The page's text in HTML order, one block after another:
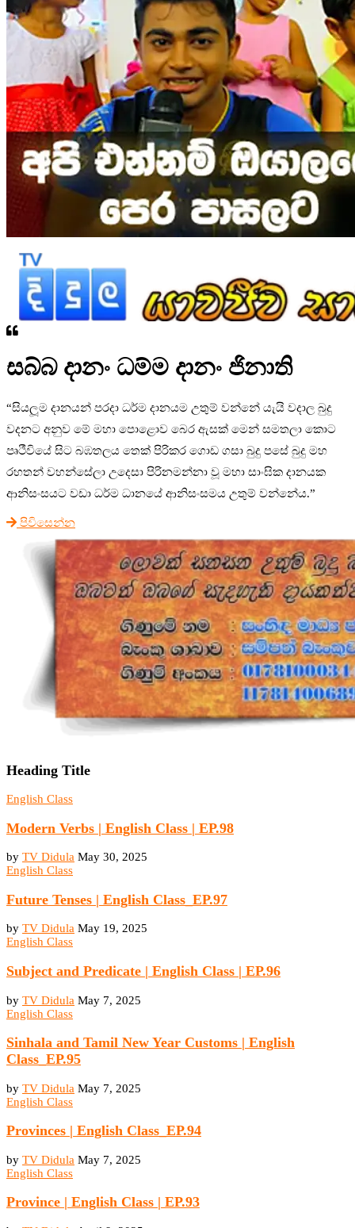
සබ්බ දානං ධම්ම දානං ජිනාති
“සියලූම දානයන් පරදා ධර්ම දානයම උතුම් වන්නේ යැයි වදාල බුදු
වදනට අනුව මේ මහා පොළොව බෙර ඇසක් මෙන් සමතලා කොට
පෘථීවියේ සිට බඹතලය තෙක් පිරිකර ගොඩ ගසා බුදු පසේ බුදු මහ
රහතන් වහන්සේලා උදෙසා පිරිනමන්නා වූ මහා සාංඝික දානයක
ආනිසංසයට වඩා ධර්ම ධානයේ ආනිසංසමය උතුම් වන්නේය.”
පිවිසෙන්න
Heading Title
English Class
Modern Verbs | English Class | EP.98
by TV Didula May 30, 2025
English Class
Future Tenses | English Class_EP.97
by TV Didula May 19, 2025
English Class
Subject and Predicate | English Class | EP.96
by TV Didula May 7, 2025
English Class
Sinhala and Tamil New Year Customs | English
Class_EP.95
by TV Didula May 7, 2025
English Class
Provinces | English Class_EP.94
by TV Didula May 7, 2025
English Class
Province | English Class | EP.93